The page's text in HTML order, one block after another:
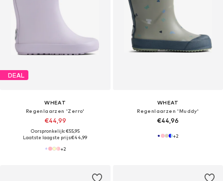
DEAL
WHEAT
Regenlaarzen 'Zerro'
€44,99
Oorspronkelijk: €55,95
Laatste laagste prijs:€44,99
+2
WHEAT
Regenlaarzen 'Muddy'
€44,96
+2